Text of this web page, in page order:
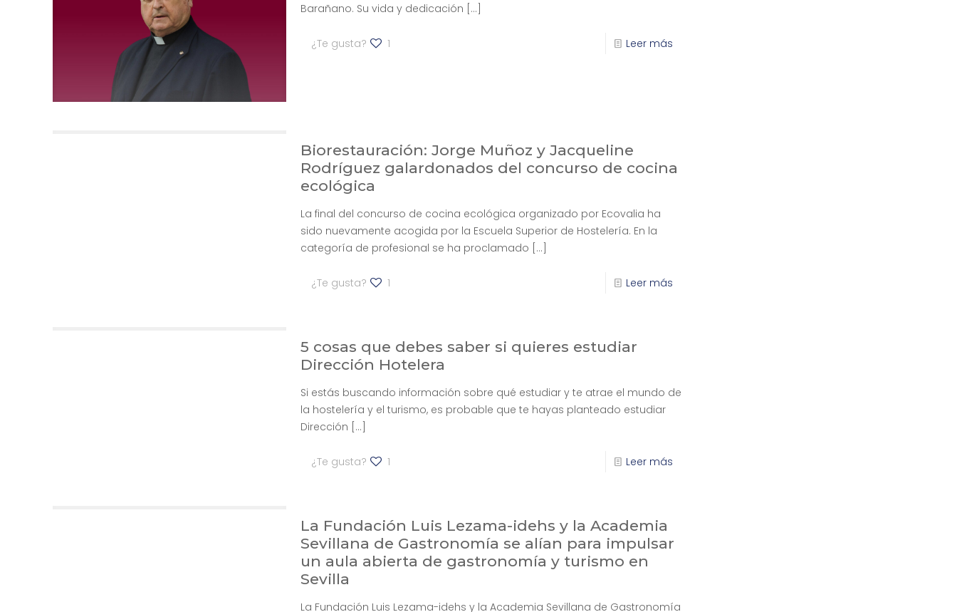
Barañano. Su vida y dedicación […]
¿Te gusta? 1 Leer más
Biorestauración: Jorge Muñoz y Jacqueline
Rodríguez galardonados del concurso de cocina
ecológica
La final del concurso de cocina ecológica organizado por Ecovalia ha
sido nuevamente acogida por la Escuela Superior de Hostelería. En la
categoría de profesional se ha proclamado […]
¿Te gusta? 1 Leer más
5 cosas que debes saber si quieres estudiar
Dirección Hotelera
Si estás buscando información sobre qué estudiar y te atrae el mundo de
la hostelería y el turismo, es probable que te hayas planteado estudiar
Dirección […]
¿Te gusta? 1 Leer más
La Fundación Luis Lezama-idehs y la Academia
Sevillana de Gastronomía se alían para impulsar
un aula abierta de gastronomía y turismo en
Sevilla
La Fundación Luis Lezama-idehs y la Academia Sevillana de Gastronomía